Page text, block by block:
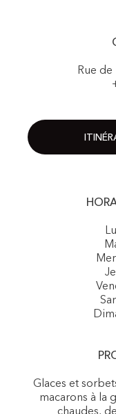
Rue
Glaces et
macarons à la